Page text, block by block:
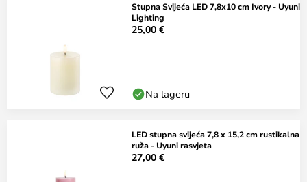
Stupna Svijeća LED 7,8x10 cm Ivory - Uyuni
Lighting
25,00 €
Na lageru
LED stupna svijeća 7,8 x 15,2 cm rustikalna
ruža - Uyuni rasvjeta
27,00 €